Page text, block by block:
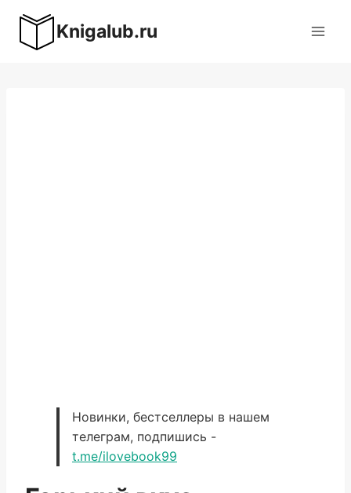
содержимому
Knigalub.ru
Новинки, бестселлеры в нашем
телеграм, подпишись -
t.me/ilovebook99